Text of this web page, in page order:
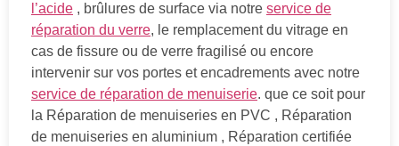
l’acide , brûlures de surface via notre service de
réparation du verre, le remplacement du vitrage en
cas de fissure ou de verre fragilisé ou encore
intervenir sur vos portes et encadrements avec notre
service de réparation de menuiserie. que ce soit pour
la Réparation de menuiseries en PVC , Réparation
de menuiseries en aluminium , Réparation certifiée